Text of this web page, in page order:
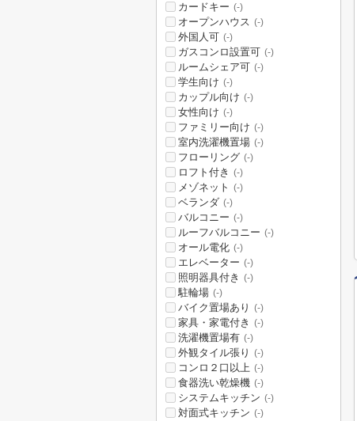
カードキー (-)
オープンハウス (-)
外国人可 (-)
ガスコンロ設置可 (-)
ルームシェア可 (-)
学生向け (-)
カップル向け (-)
女性向け (-)
ファミリー向け (-)
室内洗濯機置場 (-)
フローリング (-)
ロフト付き (-)
メゾネット (-)
ベランダ (-)
バルコニー (-)
ルーフバルコニー (-)
オール電化 (-)
エレベーター (-)
照明器具付き (-)
駐輪場 (-)
バイク置場あり (-)
家具・家電付き (-)
洗濯機置場有 (-)
外観タイル張り (-)
コンロ２口以上 (-)
食器洗い乾燥機 (-)
システムキッチン (-)
対面式キッチン (-)